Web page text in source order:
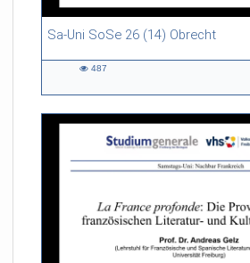
Sa-Uni SoSe 26 (14) Obrecht
46:53 duration
487